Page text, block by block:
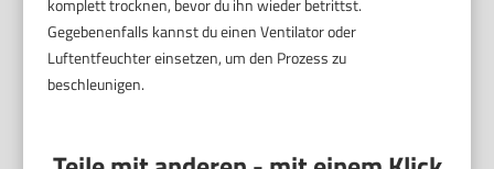
komplett trocknen, bevor du ihn wieder betrittst.
Gegebenenfalls kannst du einen Ventilator oder
Luftentfeuchter einsetzen, um den Prozess zu
beschleunigen.